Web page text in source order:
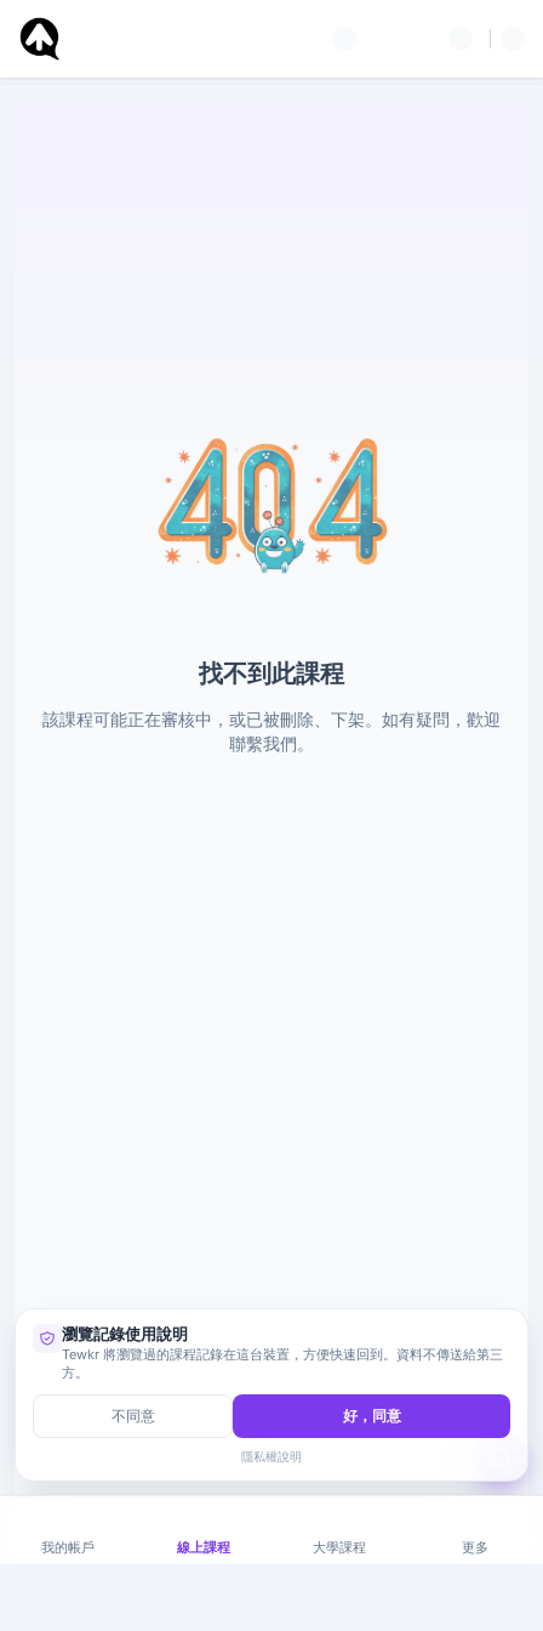
找不到此課程
該課程可能正在審核中，或已被刪除、下架。如有疑問，歡迎
聯繫我們。
我的帳戶 線上課程 大學課程 更多
瀏覽記錄使用說明
Tewkr 將瀏覽過的課程記錄在這台裝置，方便快速回到。資料不傳送給第三
方。
不同意 好，同意
隱私權說明